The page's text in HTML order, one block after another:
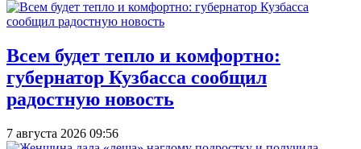
Всем будет тепло и комфортно:
губернатор Кузбасса сообщил
радостную новость
7 августа 2026 09:56